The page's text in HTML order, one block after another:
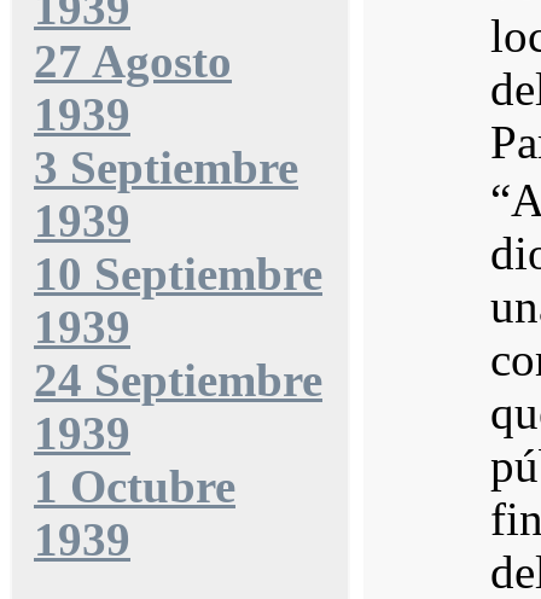
27 Agosto
1939
3 Septiembre
1939
10 Septiembre
1939
24 Septiembre
1939
1 Octubre
1939